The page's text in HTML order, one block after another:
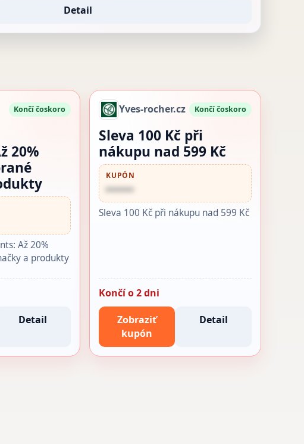
Detail
Končí čoskoro
20%
Až 20%
a produkty
Detail
Yves-rocher.cz Končí čoskoro
Sleva 100 Kč při
nákupu nad 599 Kč
KUPÓN
••••••
Sleva 100 Kč při nákupu nad 599 Kč
Končí o 2 dni
Zobraziť
kupón
Detail